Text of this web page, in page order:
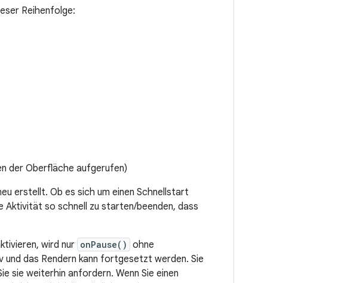
Reihenfolge:
der Oberfläche aufgerufen)
erstellt. Ob es sich um einen Schnellstart
Aktivität so schnell zu starten/beenden, dass
wird nur onPause() ohne
das Rendern kann fortgesetzt werden. Sie
sie weiterhin anfordern. Wenn Sie einen